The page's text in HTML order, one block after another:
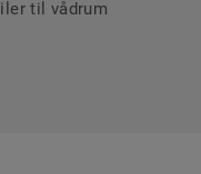
til vådrum